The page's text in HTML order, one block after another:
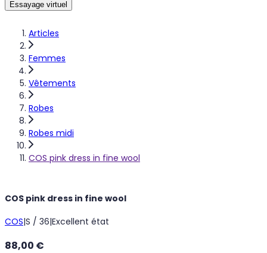
Articles
Femmes
Vêtements
Robes
Robes midi
COS pink dress in fine wool
Essayage virtuel
COS pink dress in fine wool
COS|S / 36|Excellent état
88,00 €